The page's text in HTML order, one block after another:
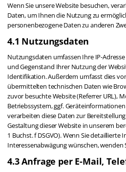
Wenn Sie unsere Website besuchen,
Daten, um Ihnen die Nutzung zu
personenbezogene Daten zu anderen
4.1 Nutzungsdaten
Nutzungsdaten umfassen Ihre IP-
und Gegenstand Ihrer Nutzung der
Identifikation. Außerdem umfasst dies
übermittelten technischen Daten wie
zuvor besuchte Website (Referrer URL),
Betriebssystem, ggf.
verarbeiten diese Daten zur
Gestaltung dieser Website in unserem
1 Buchst. f DSGVO). Wenn Sie
Interessenabwägung wünschen, wenden
4.3 Anfrage per E-Mail,